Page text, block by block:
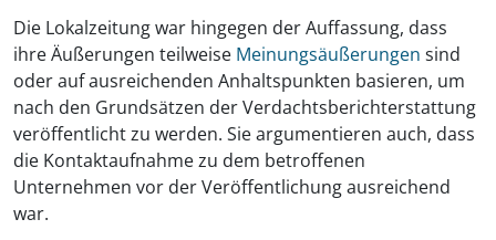
Die Lokalzeitung war hingegen der Auffassung, dass
ihre Äußerungen teilweise Meinungsäußerungen sind
oder auf ausreichenden Anhaltspunkten basieren, um
nach den Grundsätzen der Verdachtsberichterstattung
veröffentlicht zu werden. Sie argumentieren auch, dass
die Kontaktaufnahme zu dem betroffenen
Unternehmen vor der Veröffentlichung ausreichend
war.